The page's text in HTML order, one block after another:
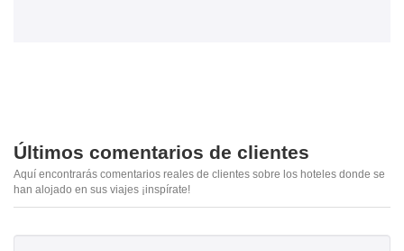
Últimos comentarios de clientes
Aquí encontrarás comentarios reales de clientes sobre los hoteles donde se
han alojado en sus viajes ¡inspírate!